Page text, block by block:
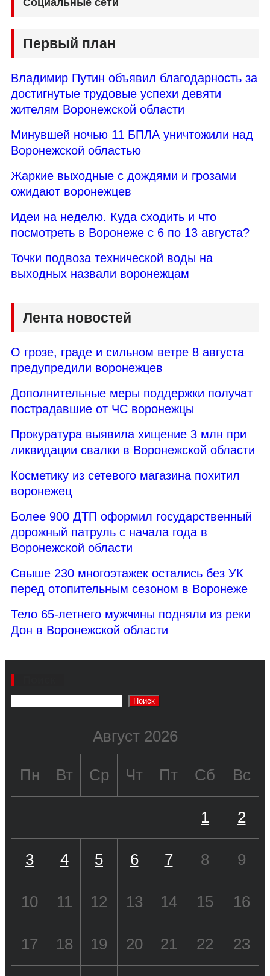
Первый план
Владимир Путин объявил благодарность за
достигнутые трудовые успехи девяти
жителям Воронежской области
Минувшей ночью 11 БПЛА уничтожили над
Воронежской областью
Жаркие выходные с дождями и грозами
ожидают воронежцев
Идеи на неделю. Куда сходить и что
посмотреть в Воронеже с 6 по 13 августа?
Точки подвоза технической воды на
выходных назвали воронежцам
Лента новостей
О грозе, граде и сильном ветре 8 августа
предупредили воронежцев
Дополнительные меры поддержки получат
пострадавшие от ЧС воронежцы
Прокуратура выявила хищение 3 млн при
ликвидации свалки в Воронежской области
Косметику из сетевого магазина похитил
воронежец
Более 900 ДТП оформил государственный
дорожный патруль с начала года в
Воронежской области
Свыше 230 многоэтажек остались без УК
перед отопительным сезоном в Воронеже
Тело 65-летнего мужчины подняли из реки
Дон в Воронежской области
Поиск
Август 2026
Пн Вт Ср Чт Пт Сб Вс
1 2
3 4 5 6 7 8 9
10 11 12 13 14 15 16
17 18 19 20 21 22 23